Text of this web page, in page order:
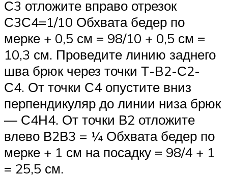
С3 отложите вправо отрезок
С3С4=1/10 Обхвата бедер по
мерке + 0,5 см = 98/10 + 0,5 см =
10,3 см. Проведите линию заднего
шва брюк через точки Т-B2-С2-
С4. От точки С4 опустите вниз
перпендикуляр до линии низа брюк
— С4Н4. От точки В2 отложите
влево В2В3 = ¼ Обхвата бедер по
мерке + 1 см на посадку = 98/4 + 1
= 25,5 см.